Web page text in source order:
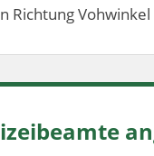
Richtung